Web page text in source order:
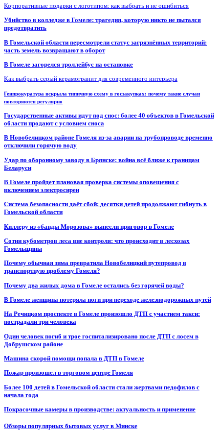
Корпоративные подарки с логотипом: как выбрать и не ошибиться
Убийство в колледже в Гомеле: трагедия, которую никто не пытался
предотвратить
В Гомельской области пересмотрели статус загрязнённых территорий:
часть земель возвращают в оборот
В Гомеле загорелся троллейбус на остановке
Как выбрать серый керамогранит для современного интерьера
Генпрокуратура вскрыла типичную схему в госзакупках: почему такие случаи
повторяются регулярно
Государственные активы идут под снос: более 40 объектов в Гомельской
области продают с условием сноса
В Новобелицком районе Гомеля из-за аварии на трубопроводе временно
отключили горячую воду
Удар по оборонному заводу в Брянске: война всё ближе к границам
Беларуси
В Гомеле пройдет плановая проверка системы оповещения с
включением электросирен
Система безопасности даёт сбой: десятки детей продолжают гибнуть в
Гомельской области
Киллеру из «банды Морозова» вынесли приговор в Гомеле
Сотни кубометров леса вне контроля: что происходит в лесхозах
Гомельщины
Почему обычная зима превратила Новобелицкий путепровод в
транспортную проблему Гомеля?
Почему два жилых дома в Гомеле остались без горячей воды?
В Гомеле женщина потеряла ноги при переходе железнодорожных путей
На Речицком проспекте в Гомеле произошло ДТП с участием такси:
пострадали три человека
Один человек погиб и трое госпитализировано после ДТП с лосем в
Добрушском районе
Машина скорой помощи попала в ДТП в Гомеле
Пожар произошел в торговом центре Гомеля
Более 100 детей в Гомельской области стали жертвами педофилов с
начала года
Покрасочные камеры в производстве: актуальность и применение
Обзоры популярных бытовых услуг в Минске